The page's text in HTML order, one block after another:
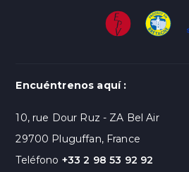
Encuéntrenos aquí :
10, rue Dour Ruz - ZA Bel Air
29700 Pluguffan, France
Teléfono +33 2 98 53 92 92